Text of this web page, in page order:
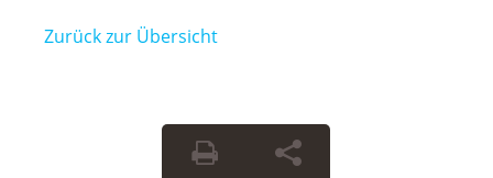
Zurück zur Übersicht